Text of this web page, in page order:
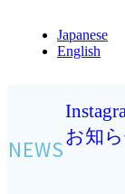
Japanese
English
NEWS お知